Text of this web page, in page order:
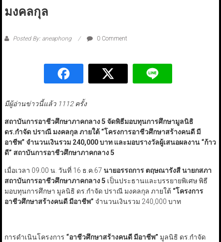
มงคลกุล
Posted By: aneaphong 0 Comment
มีผู้อ่านข่าวนี้แล้ว 1112 ครั้ง
สถาบันการอาชีวศึกษาภาคกลาง 5 จัดพิธีมอบทุนการศึกษามูลนิธิ
ดร.กำจัด ปราณี มงคลกุล ภายใต้ “โครงการอาชีวศึกษาสร้างคนดี มี
อาชีพ” จำนวนเงินรวม 240,000 บาท และมอบรางวัลผู้เสนอผลงาน “ก้าว
ดี” สถาบันการอาชีวศึกษาภาคกลาง 5
เมื่อเวลา 09.00 น. วันที่ 16 ธ.ค.67 นายอรรถการ ตฤษณารังสี นายกสภา
สถาบันการอาชีวศึกษาภาคกลาง 5 เป็นประธานและบรรยายพิเศษ พิธี
มอบทุนการศึกษา มูลนิธิ ดร.กำจัด ปราณี มงคลกุล ภายใต้ “โครงการ
อาชีวศึกษาสร้างคนดี มีอาชีพ” จำนวนเงินรวม 240,000 บาท
การดำเนินโครงการ “อาชีวศึกษาสร้างคนดี มีอาชีพ” มูลนิธิ ดร.กำจัด